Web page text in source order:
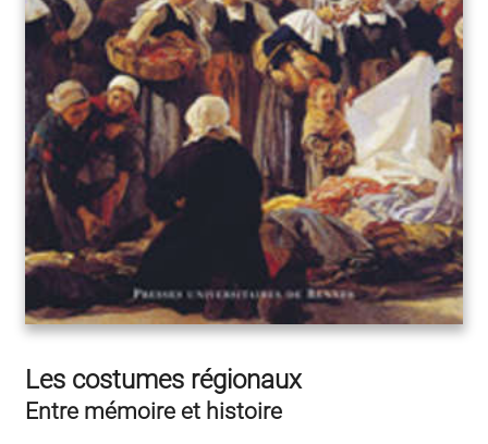
Les costumes régionaux
Entre mémoire et histoire